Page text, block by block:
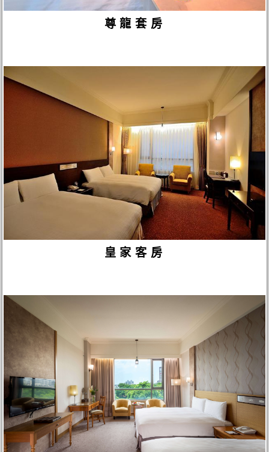
尊龍套房
皇家客房